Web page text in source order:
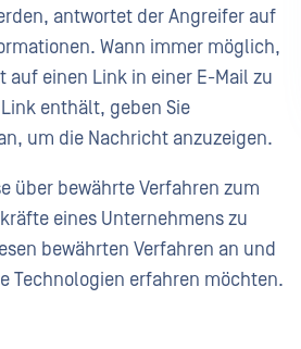
antwortet der Angreifer auf
Wann immer möglich,
auf einen Link in einer E-Mail zu
enthält, geben Sie
um die Nachricht anzuzeigen.
über bewährte Verfahren zum
eines Unternehmens zu
bewährten Verfahren an und
Technologien erfahren möchten.